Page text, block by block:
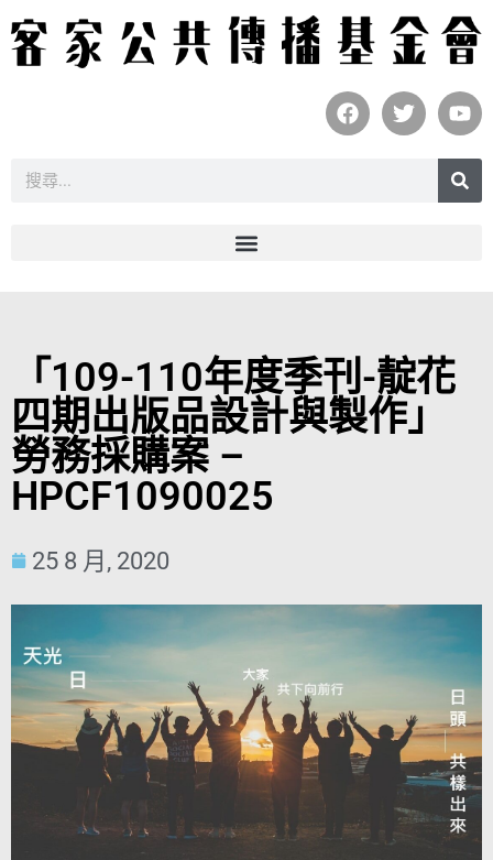
「109-110年度季刊-靛花
四期出版品設計與製作」
勞務採購案 –
HPCF1090025
25 8 月, 2020